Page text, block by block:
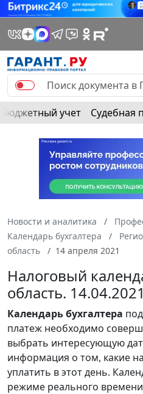
Бюджетный учет Судебная
Новости и аналитика
Календарь бухгалтера
область
14 апреля 2021
Налоговый
область. 14.04.2021
Календарьбухгалтера
платеж необходимо
выбрать интересующую
информация о том, какие
уплатить в этот день.
режиме реального